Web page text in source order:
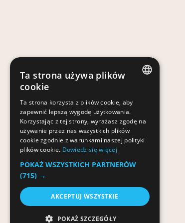
POLISH
Ta strona używa plików
cookie
Ta strona korzysta z plików cookie, aby
zapewnić lepszą wygodę użytkowania.
Korzystając z tej strony, wyrażasz zgodę na
używanie przez nas wszystkich plików
cookie zgodnie z warunkami naszej polityki
plików cookie. Dowiedz się więcej
POKAŻ WSZYSTKICH PARTNERÓW
(715) →
AKCEPTUJ WSZYSTKIE
POKAŻ SZCZEGÓŁY